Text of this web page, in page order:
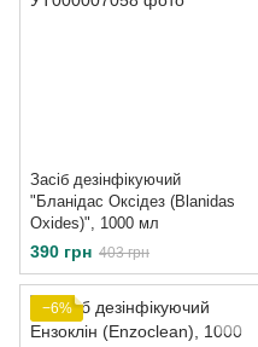
Засіб дезінфікуючий
"Бланідас Оксідез (Blanidas
Oxides)", 1000 мл
390 грн 403 грн
−6%